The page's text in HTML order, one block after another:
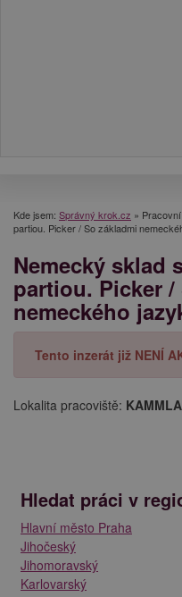
Kde jsem: Správný krok.cz »
partiou. Picker / So základmi
Nemecký sklad
partiou. Picker /
nemeckého
Tento inzerát již NENÍ
Lokalita pracoviště:
Hledat práci v
Hlavní město Praha
Jihočeský
Jihomoravský
Karlovarský